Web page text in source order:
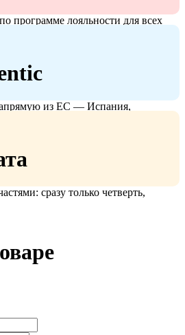
программе лояльности для всех
из ЕС — Испания,
сразу только четверть,